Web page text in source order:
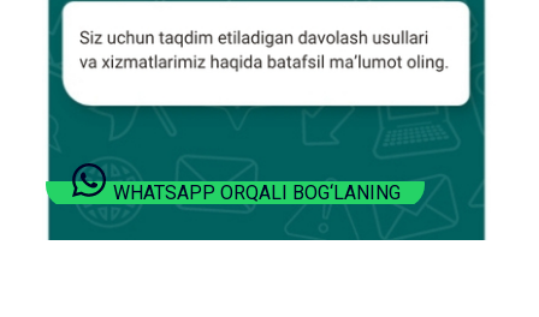
WHATSAPP ORQALI BOG‘LANING